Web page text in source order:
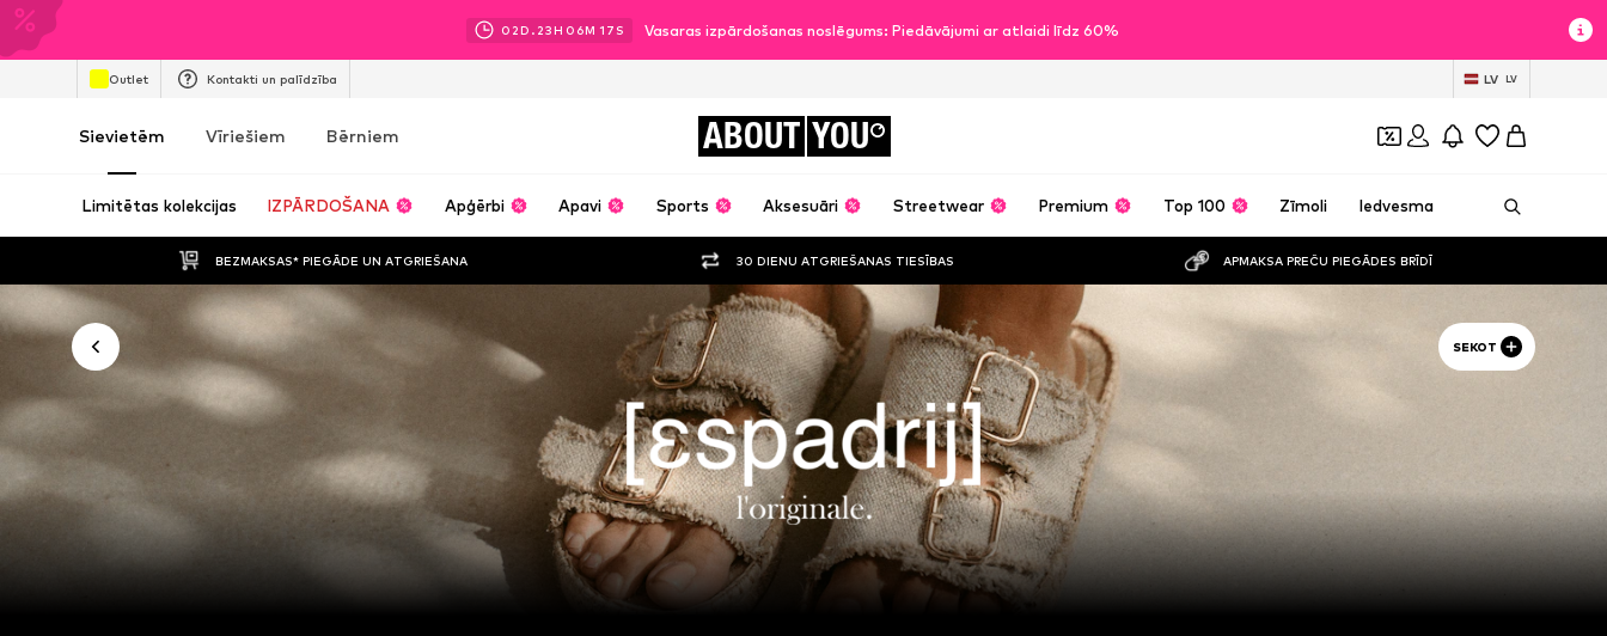
02D. 23H 06M 16 S Vasaras izpārdošanas noslēgums: Piedāvājumi ar atlaidi līdz 60%
Outlet Kontakti un palīdzība LV LV
Sievietēm Vīriešiem Bērniem ABOUT YOU
Limitētas kolekcijas IZPĀRDOŠANA Apģērbi Apavi Sports Aksesuāri Streetwear Premium Top 100 Zīmoli Iedvesma
BEZMAKSAS* PIEGĀDE UN ATGRIEŠANA 30 DIENU ATGRIEŠANAS TIESĪBAS APMAKSA PREČU PIEGĀDES BRĪDĪ
SEKOT